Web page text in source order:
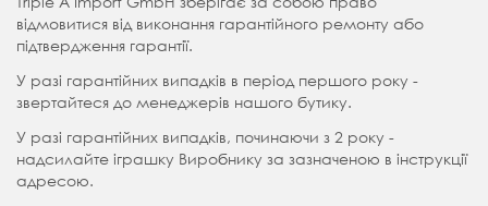
відмовитися від виконання гарантійного ремонту або
підтвердження гарантії.
У разі гарантійних випадків в період першого року -
звертайтеся до менеджерів нашого бутику.
У разі гарантійних випадків, починаючи з 2 року -
надсилайте іграшку Виробнику за зазначеною в інструкції
адресою.